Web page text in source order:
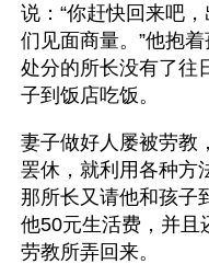
说：“你赶快回来吧
们见面商量。”他抱
处分的所长没有了往
子到饭店吃饭。
妻子做好人屡被劳教
罢休，就利用各种方
那所长又请他和孩子
他50元生活费，并且
劳教所弄回来。